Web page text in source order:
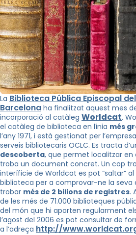
La Biblioteca Pública Episcopal
Barcelona ha finalitzat aquest mes
incorporació al catàleg Worldcat.
el catàleg de biblioteca en línia més
l’any 1971, i està gestionat per
serveis bibliotecaris OCLC. Es tracta
descoberta, que permet localitzar en
troba un document concret. Un cop
interíficie de Worldcat es pot “saltar”
biblioteca per a comprovar-ne la seva
trobar més de 2 bilions de registres.
de les més de 71.000 biblioteques
del món que hi aporten regularment
l’agost del 2006 es pot consultar de
a l’adreça http://